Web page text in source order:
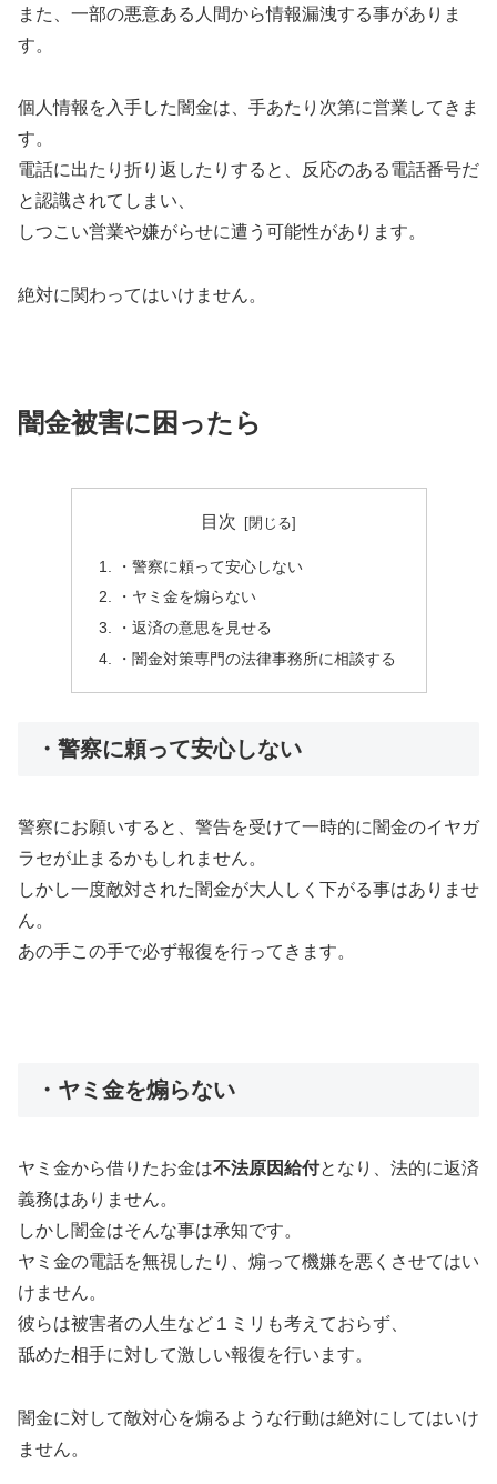
また、一部の悪意ある人間から情報漏洩する事がありま
す。
個人情報を入手した闇金は、手あたり次第に営業してきま
す。
電話に出たり折り返したりすると、反応のある電話番号だ
と認識されてしまい、
しつこい営業や嫌がらせに遭う可能性があります。
絶対に関わってはいけません。
闇金被害に困ったら
目次
・警察に頼って安心しない
・ヤミ金を煽らない
・返済の意思を見せる
・闇金対策専門の法律事務所に相談する
・警察に頼って安心しない
警察にお願いすると、警告を受けて一時的に闇金のイヤガ
ラセが止まるかもしれません。
しかし一度敵対された闇金が大人しく下がる事はありませ
ん。
あの手この手で必ず報復を行ってきます。
・ヤミ金を煽らない
ヤミ金から借りたお金は不法原因給付となり、法的に返済
義務はありません。
しかし闇金はそんな事は承知です。
ヤミ金の電話を無視したり、煽って機嫌を悪くさせてはい
けません。
彼らは被害者の人生など１ミリも考えておらず、
舐めた相手に対して激しい報復を行います。
闇金に対して敵対心を煽るような行動は絶対にしてはいけ
ません。